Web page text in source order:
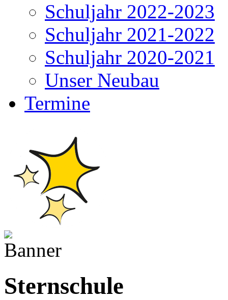
Schuljahr 2022-2023
Schuljahr 2021-2022
Schuljahr 2020-2021
Unser Neubau
Termine
Sternschule